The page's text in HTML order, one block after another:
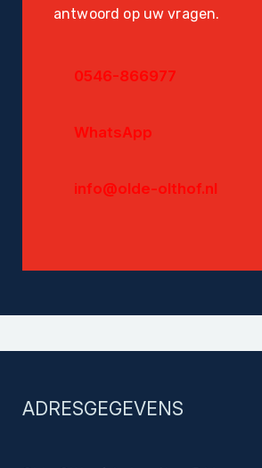
antwoord op uw vragen.
0546-866977
WhatsApp
info@olde-olthof.nl
ADRESGEGEVENS